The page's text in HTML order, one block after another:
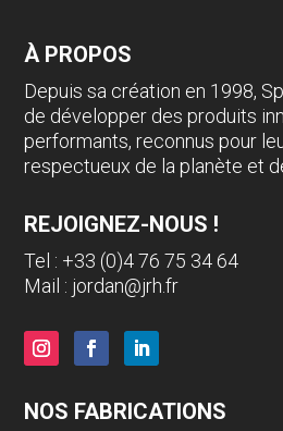
À PROPOS
Depuis sa création en 1998,
de développer des produits
performants, reconnus pour
respectueux de la planète et
REJOIGNEZ-NOUS !
Tel : +33 (0)4 76 75 34 64
Mail : jordan@jrh.fr
NOS FABRICATIONS